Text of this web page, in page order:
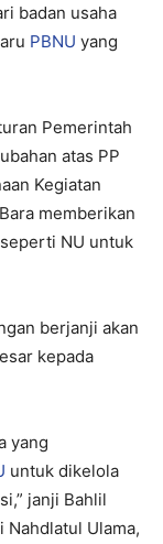
badan usaha
PBNU yang
Pemerintah
atas PP
Kegiatan
memberikan
NU untuk
berjanji akan
kepada
yang
untuk dikelola
janji Bahlil
Nahdlatul Ulama,